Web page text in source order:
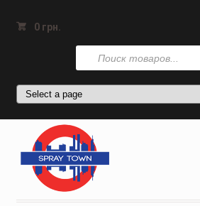
0 грн.
Поиск
товаров